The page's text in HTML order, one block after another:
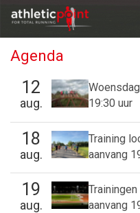
Training en tijden
Home Nieuws
Agenda
12
aug.
19:30 uur
18
aug.
Training
aanvang
19
aug.
aanvang